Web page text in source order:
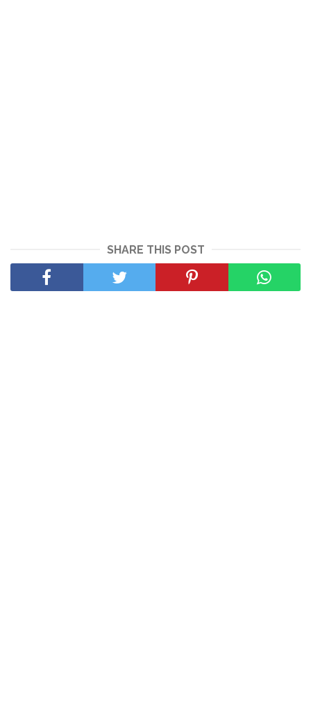
SHARE THIS POST